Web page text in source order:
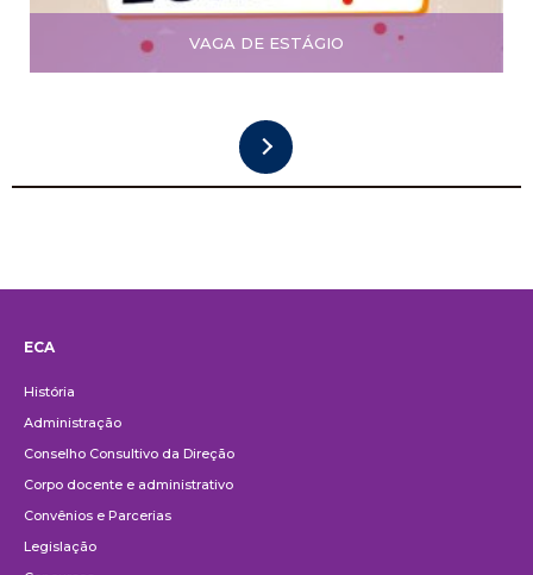
VAGA DE ESTÁGIO
ECA
História
Administração
Conselho Consultivo da Direção
Corpo docente e administrativo
Convênios e Parcerias
Legislação